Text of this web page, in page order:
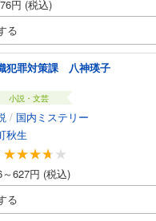
円 (税込)
る
犯罪対策課 八神瑛子
小説・文芸
/ 国内ミステリー
秋生
～627円 (税込)
る